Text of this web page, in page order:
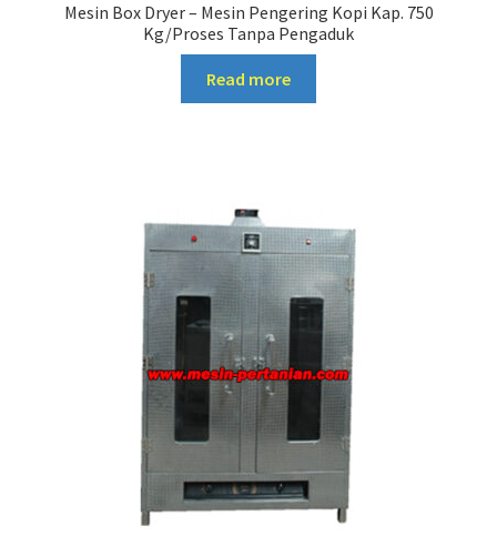
Mesin Box Dryer – Mesin Pengering Kopi Kap. 750
Kg/Proses Tanpa Pengaduk
Read more